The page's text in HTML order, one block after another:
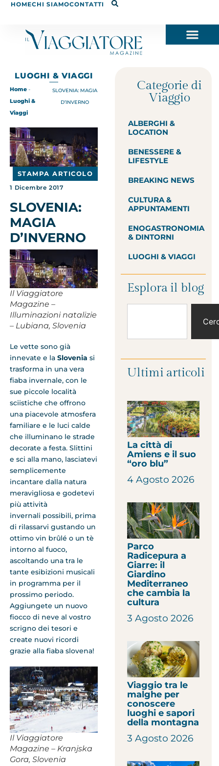
HOMECHI SIAMOCONTATTI
LUOGHI & VIAGGI
Home -
Luoghi &
Viaggi
SLOVENIA: MAGIA
D’INVERNO
STAMPA ARTICOLO
1 Dicembre 2017
SLOVENIA:
MAGIA
D’INVERNO
Il Viaggiatore
Magazine –
Illuminazioni natalizie
– Lubiana, Slovenia
Le vette sono già
innevate e la Slovenia si
trasforma in una vera
fiaba invernale, con le
sue piccole località
sciistiche che offrono
una piacevole atmosfera
familiare e le luci calde
che illuminano le strade
decorate a festa. Slittini
e sci alla mano, lasciatevi
semplicemente
incantare dalla natura
meravigliosa e godetevi
più attività
invernali possibili, prima
di rilassarvi gustando un
ottimo vin brûlé o un tè
intorno al fuoco,
ascoltando una tra le
tante esibizioni musicali
in programma per il
prossimo periodo.
Aggiungete un nuovo
fiocco di neve al vostro
scrigno dei tesori e
create nuovi ricordi
grazie alla fiaba slovena!
Il Viaggiatore
Magazine – Kranjska
Gora, Slovenia
Categorie di
Viaggio
ALBERGHI &
LOCATION
BENESSERE &
LIFESTYLE
BREAKING NEWS
CULTURA &
APPUNTAMENTI
ENOGASTRONOMIA
& DINTORNI
LUOGHI & VIAGGI
Esplora il blog
Ultimi articoli
La città di
Amiens e il suo
“oro blu”
4 Agosto 2026
Parco
Radicepura a
Giarre: il
Giardino
Mediterraneo
che cambia la
cultura
3 Agosto 2026
Viaggio tra le
malghe per
conoscere
luoghi e sapori
della montagna
3 Agosto 2026